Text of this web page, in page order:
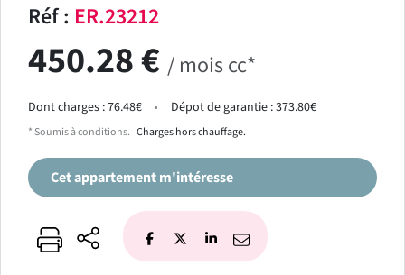
Réf : ER.23212
450.28 € / mois cc*
Dont charges : 76.48€ Dépot de garantie : 373.80€
* Soumis à conditions. Charges hors chauffage.
Cet appartement m'intéresse